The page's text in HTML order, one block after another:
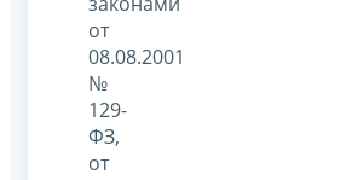
от
08.08.2001
№
129-
ФЗ,
от